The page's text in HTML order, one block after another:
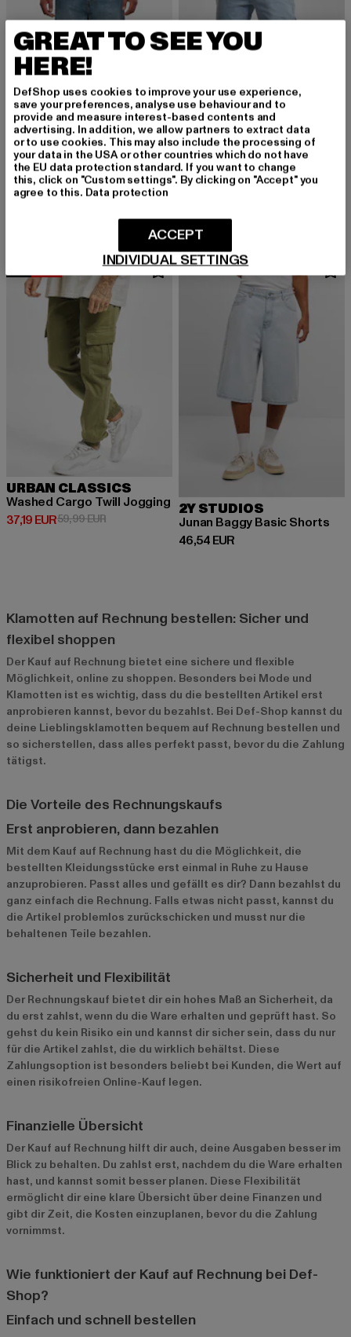
URBAN CLASSICS
Cropped Tapered
KARL KANI
URBAN CLASSICS
Washed Cargo Twill Jogging
37,19 EUR
Derzeitiger Preis: 37,19 EUR
59,99 EURAktionspreis: 59,99 EUR
2Y STUDIOS
Junan Baggy Basic Shorts
46,54 EUR
Derzeitiger Preis: 46,54 EUR
Klamotten auf Rechnung bestellen: Sicher und
flexibel shoppen
Der Kauf auf Rechnung bietet eine sichere und flexible
Möglichkeit, online zu shoppen. Besonders bei Mode und
Klamotten ist es wichtig, dass du die bestellten Artikel erst
anprobieren kannst, bevor du bezahlst. Bei Def-Shop kannst du
deine Lieblingsklamotten bequem auf Rechnung bestellen und
so sicherstellen, dass alles perfekt passt, bevor du die Zahlung
tätigst.
Die Vorteile des Rechnungskaufs
Erst anprobieren, dann bezahlen
Mit dem Kauf auf Rechnung hast du die Möglichkeit, die
bestellten Kleidungsstücke erst einmal in Ruhe zu Hause
anzuprobieren. Passt alles und gefällt es dir? Dann bezahlst du
ganz einfach die Rechnung. Falls etwas nicht passt, kannst du
die Artikel problemlos zurückschicken und musst nur die
behaltenen Teile bezahlen.
Sicherheit und Flexibilität
Der Rechnungskauf bietet dir ein hohes Maß an Sicherheit, da
du erst zahlst, wenn du die Ware erhalten und geprüft hast. So
gehst du kein Risiko ein und kannst dir sicher sein, dass du nur
für die Artikel zahlst, die du wirklich behältst. Diese
Zahlungsoption ist besonders beliebt bei Kunden, die Wert auf
einen risikofreien Online-Kauf legen.
Finanzielle Übersicht
Der Kauf auf Rechnung hilft dir auch, deine Ausgaben besser im
Blick zu behalten. Du zahlst erst, nachdem du die Ware erhalten
hast, und kannst somit besser planen. Diese Flexibilität
ermöglicht dir eine klare Übersicht über deine Finanzen und
gibt dir Zeit, die Kosten einzuplanen, bevor du die Zahlung
vornimmst.
Wie funktioniert der Kauf auf Rechnung bei Def-
Shop?
Einfach und schnell bestellen
GREAT TO SEE YOU
HERE!
DefShop uses cookies to improve your use experience,
save your preferences, analyse use behaviour and to
provide and measure interest-based contents and
advertising. In addition, we allow partners to extract data
or to use cookies. This may also include the processing of
your data in the USA or other countries which do not have
the EU data protection standard. If you want to change
this, click on "Custom settings". By clicking on "Accept" you
agree to this. Data protection
INDIVIDUAL SETTINGS
ACCEPT